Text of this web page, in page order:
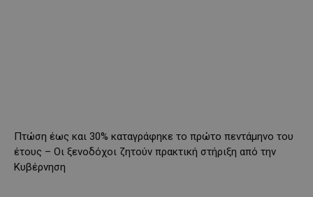
Πτώση έως και 30% καταγράφηκε το πρώτο πεντάμηνο του
έτους – Οι ξενοδόχοι ζητούν πρακτική στήριξη από την
Κυβέρνηση